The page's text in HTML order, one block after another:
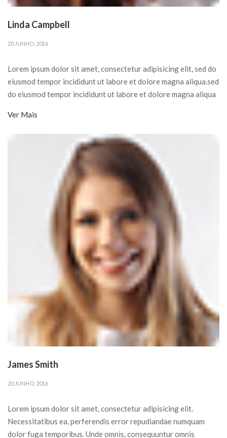
Linda Campbell
20 JUNHO, 2016
Lorem ipsum dolor sit amet, consectetur adipisicing elit, sed do
eiusmod tempor incididunt ut labore et dolore magna aliqua.sed
do eiusmod tempor incididunt ut labore et dolore magna aliqua
Ver Mais
James Smith
20 JUNHO, 2016
Lorem ipsum dolor sit amet, consectetur adipisicing elit.
Necessitatibus ea, perferendis error repudiandae numquam
dolor fuga temporibus. Unde omnis, consequuntur omnis